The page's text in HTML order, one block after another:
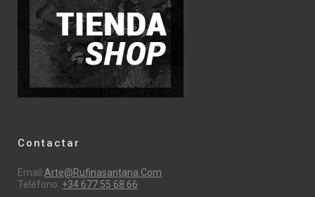
Contactar
Email:Arte@rufinasantana.com
Teléfono: +34 677 55 68 66